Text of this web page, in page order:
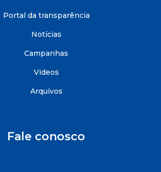
Portal da transparência
Notícias
Campanhas
Videos
Arquivos
Fale conosco